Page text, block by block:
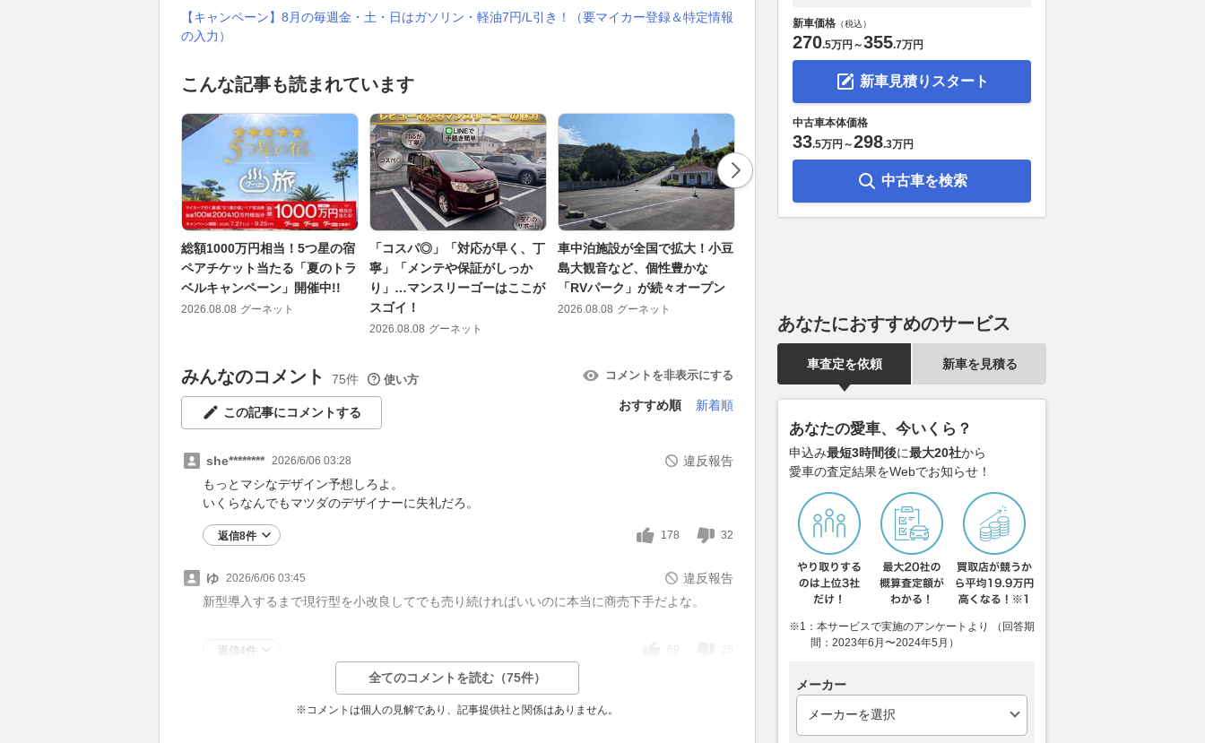
【キャンペーン】8月の毎週金・土・日はガソリン・軽油7円/L引き！（要マイカー登録＆特定情報
の入力）
こんな記事も読まれています
総額1000万円相当！5つ星の宿
ペアチケット当たる「夏のトラ
ベルキャンペーン」開催中!!
2026.08.08 グーネット
「コスパ◎」「対応が早く、丁
寧」「メンテや保証がしっか
り」…マンスリーゴーはここが
スゴイ！
2026.08.08 グーネット
車中泊施設が全国で拡大！小豆
島大観音など、個性豊かな
「RVパーク」が続々オープン
2026.08.08 グーネット
みんなのコメント 75件 使い方 コメントを非表示にする
この記事にコメントする
おすすめ順 新着順
she******** 2026/6/06 03:28
違反報告
もっとマシなデザイン予想しろよ。
いくらなんでもマツダのデザイナーに失礼だろ。
返信8件 178 32
ゆ 2026/6/06 03:45
違反報告
新型導入するまで現行型を小改良してでも売り続ければいいのに本当に商売下手だよな。
返信4件 25
全てのコメントを読む（75件）
※コメントは個人の見解であり、記事提供社と関係はありません。
新車価格 （税込）
270.5万円 ～355.7万円
新車見積りスタート
中古車本体価格
33.5万円 ～298.3万円
中古車を検索
あなたにおすすめのサービス
車査定を依頼 新車を見積る
あなたの愛車、今いくら？
申込み最短3時間後に最大20社から
愛車の査定結果をWebでお知らせ！
※1：本サービスで実施のアンケートより （回答期
間：2023年6月〜2024年5月）
メーカー